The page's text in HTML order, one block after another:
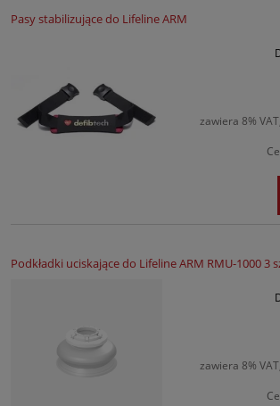
Pasy stabilizujące do Lifeline ARM
zawiera 8%
Podkładki uciskające do Lifeline ARM RMU-1000 3
zawiera 8%